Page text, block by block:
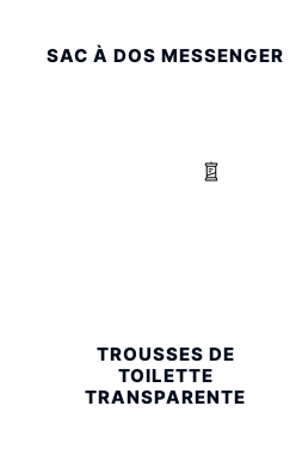
SAC À DOS MESSENGER
TROUSSES DE
TOILETTE
TRANSPARENTE